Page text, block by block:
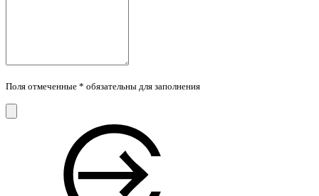
Поля отмеченные * обязательны для заполнения